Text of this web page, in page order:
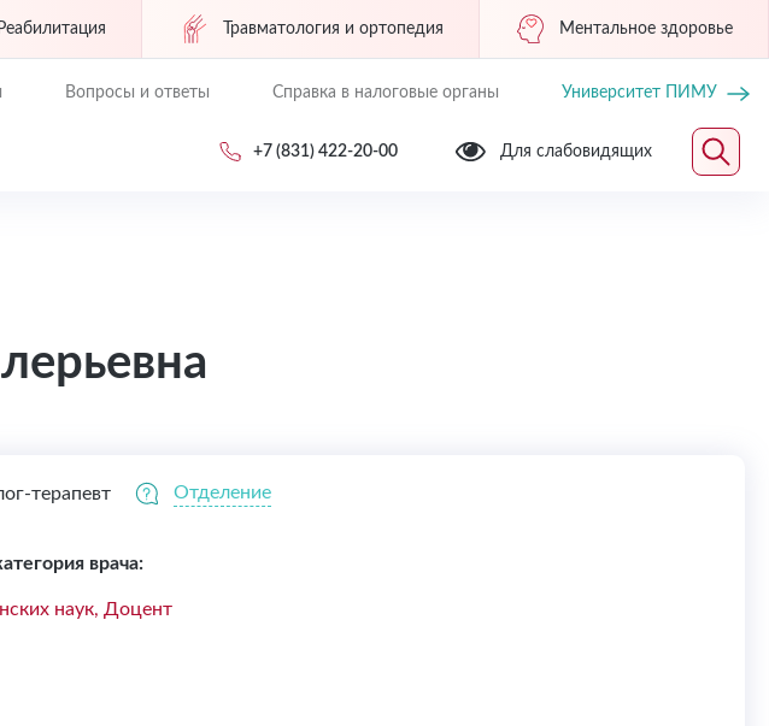
Реабилитация Травматология и ортопедия Ментальное здоровье
Вопросы и ответы Справка в налоговые органы Университет ПИМУ
+7 (831) 422-20-00 Для слабовидящих
терапевт Отделение
врача:
наук, Доцент